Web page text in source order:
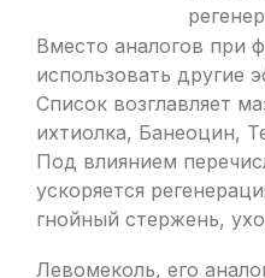
Вместо аналогов при
использовать другие
Список возглавляет
ихтиолка, Банеоцин,
Под влиянием
ускоряется
гнойный стержень,
Левомеколь, его